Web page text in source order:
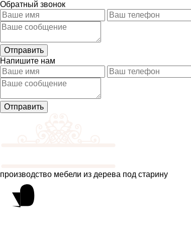
Обратный звонок
Напишите нам
производство мебели из дерева под старину